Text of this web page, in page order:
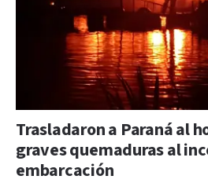
Trasladaron a Paraná al
graves quemaduras al
embarcación